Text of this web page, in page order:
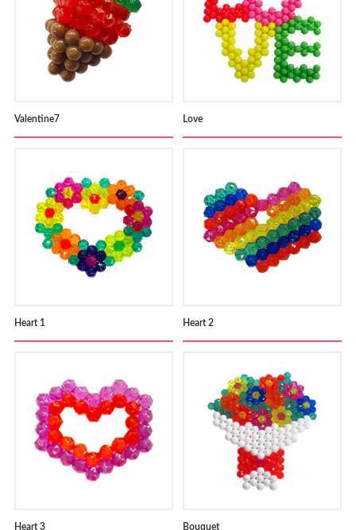
Valentine7 Love
Heart 1 Heart 2
Heart 3 Bouquet